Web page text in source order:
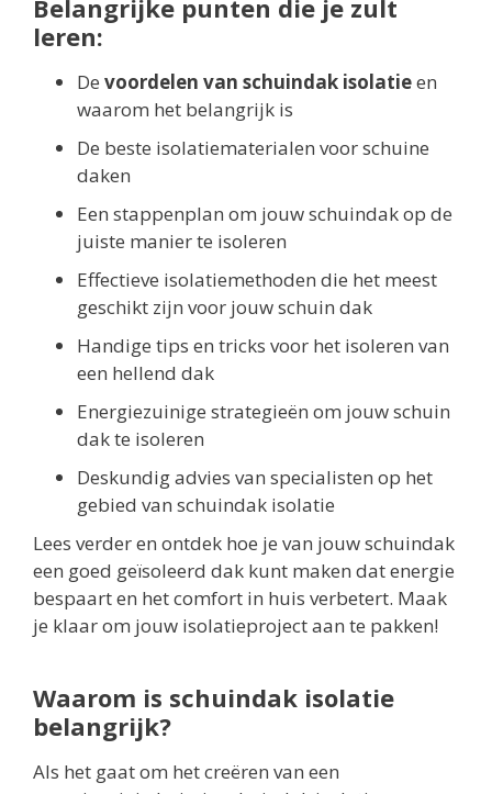
Belangrijke punten die je zult
leren:
De voordelen van schuindak isolatieen
waarom het belangrijk is
De beste isolatiematerialen voor schuine
daken
Een stappenplan om jouw schuindak op de
juiste manier te isoleren
Effectieve isolatiemethoden die het meest
geschikt zijn voor jouw schuin dak
Handige tips en tricks voor het isoleren van
een hellend dak
Energiezuinige strategieën om jouw schuin
dak te isoleren
Deskundig advies van specialisten op het
gebied van schuindak isolatie
Lees verder en ontdek hoe je van jouw schuindak
een goed geïsoleerd dak kunt maken dat energie
bespaart en het comfort in huis verbetert. Maak
je klaar om jouw isolatieproject aan te pakken!
Waarom is schuindak isolatie
belangrijk?
Als het gaat om het creëren van een